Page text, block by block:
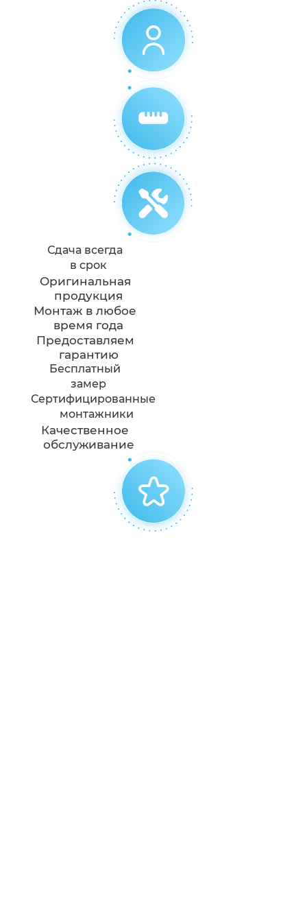
Сдача всегда
в срок
Оригинальная
продукция
Монтаж в любое
время года
Предоставляем
гарантию
Бесплатный
замер
Сертифицированные
монтажники
Качественное
обслуживание